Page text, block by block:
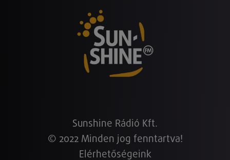
Sunshine Rádió Kft.
© 2022 Minden jog fenntartva!
Elérhetőségeink